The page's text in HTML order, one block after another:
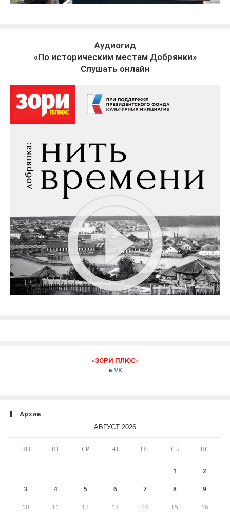
Аудиогид
«По историческим местам Добрянки»
Слушать онлайн
«ЗОРИ ПЛЮС»
в VK
Архив
АВГУСТ 2026
ПН ВТ СР ЧТ ПТ СБ ВС
1 2
3 4 5 6 7 8 9
10 11 12 13 14 15 16